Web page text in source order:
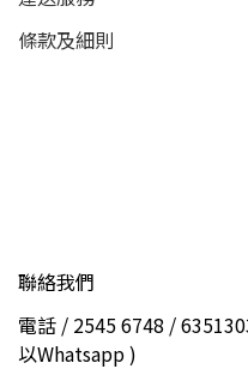
條款及細則
聯絡我們
電話 / 2545 6748 /
以Whatsapp )